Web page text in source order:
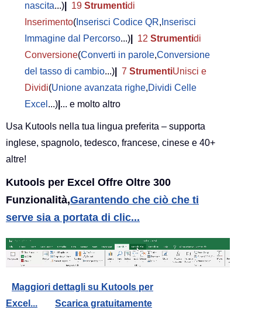
nascita...) 19 Strumentidi
Inserimento( Inserisci Codice QR, Inserisci
Immagine dal Percorso...) 12 Strumentidi
Conversione(Converti in parole,Conversione
del tasso di cambio...) 7 StrumentiUnisci e
Dividi(Unione avanzata righe,Dividi Celle
Excel ...) ... e molto altro
Usa Kutools nella tua lingua preferita – supporta
inglese, spagnolo, tedesco, francese, cinese e 40+
altre!
Kutools per Excel Offre Oltre 300
Funzionalità,Garantendo che ciò che ti
serve sia a portata di clic...
Maggiori dettagli su Kutools per
Excel...
Scarica gratuitamente